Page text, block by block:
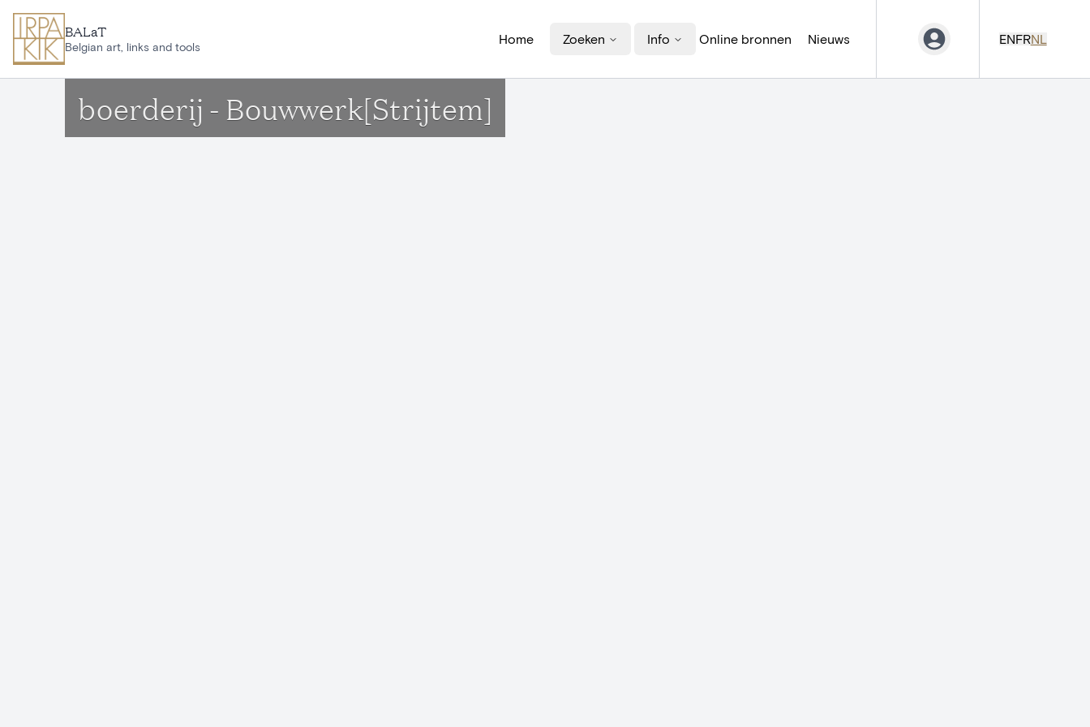
BALaT
Belgian art, links and tools
Home Zoeken Info Online bronnen Nieuws ENFRNL
boerderij - Bouwwerk[Strijtem]